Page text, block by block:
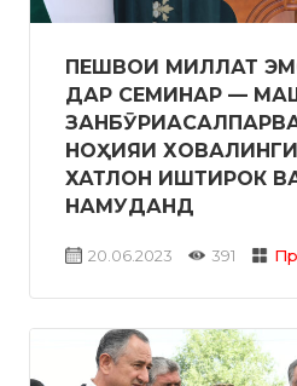
20.06.2023 391
ПЕШВОИ МИЛЛАТ
ДАР СЕМИНАР —
НОҲИЯИ
ХАТЛОН ИШТИРОК
НАМУДАНД